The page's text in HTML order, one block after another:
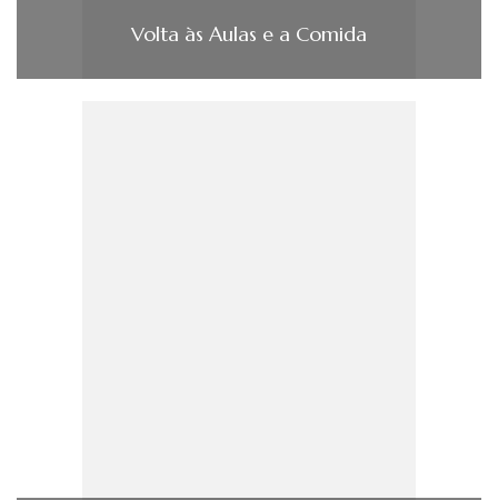
Volta às Aulas e a Comida